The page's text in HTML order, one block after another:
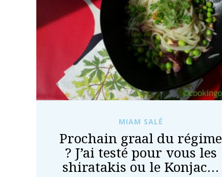
MIAM SALÉ
Prochain graal du régime
? J’ai testé pour vous les
shiratakis ou le Konjac…